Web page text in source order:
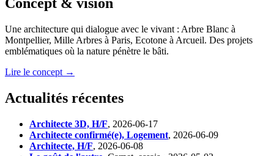
Concept & vision
Une architecture qui dialogue avec le vivant : Arbre Blanc à
Montpellier, Mille Arbres à Paris, Ecotone à Arcueil. Des projets
emblématiques où la nature pénètre le bâti.
Lire le concept →
Actualités récentes
Architecte 3D, H/F, 2026-06-17
Architecte confirmé(e), Logement, 2026-06-09
Architecte, H/F, 2026-06-08